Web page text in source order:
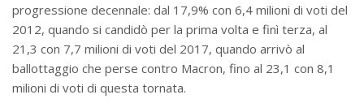
progressione decennale: dal 17,9% con 6,4 milioni di voti del
2012, quando si candidò per la prima volta e finì terza, al
21,3 con 7,7 milioni di voti del 2017, quando arrivò al
ballottaggio che perse contro Macron, fino al 23,1 con 8,1
milioni di voti di questa tornata.